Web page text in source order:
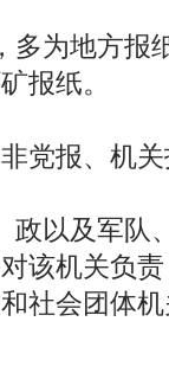
为地方报
报纸。
报、机关
以及军队
该机关负
社会团体